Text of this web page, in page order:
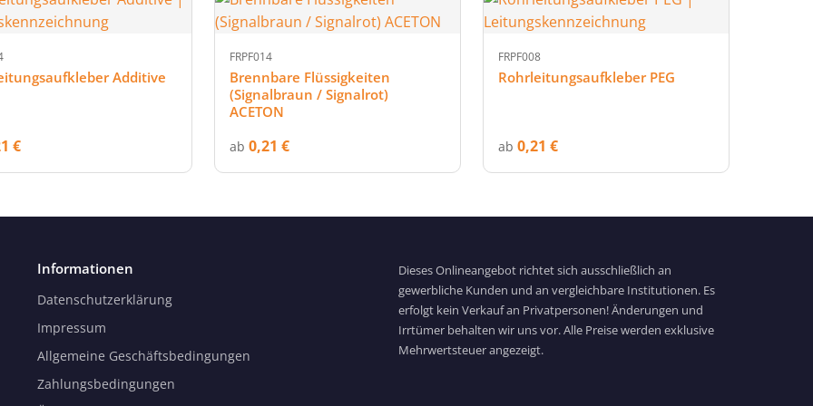
Additive
€
FRPF014
Brennbare Flüssigkeiten
(Signalbraun / Signalrot)
ACETON
ab 0,21 €
FRPF008
Rohrleitungsaufkleber PEG
ab 0,21 €
Informationen
Datenschutzerklärung
Impressum
Allgemeine Geschäftsbedingungen
Zahlungsbedingungen
Dieses Onlineangebot richtet sich ausschließlich an
gewerbliche Kunden und an vergleichbare Institutionen. Es
erfolgt kein Verkauf an Privatpersonen! Änderungen und
Irrtümer behalten wir uns vor. Alle Preise werden exklusive
Mehrwertsteuer angezeigt.